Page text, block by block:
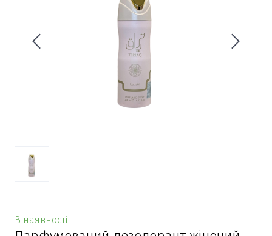
В наявності